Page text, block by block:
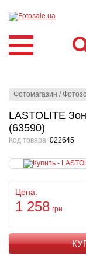
Фотомагазин /
LASTOLITE
(63590)
Код товара: 022645
Цена:
1 258 грн